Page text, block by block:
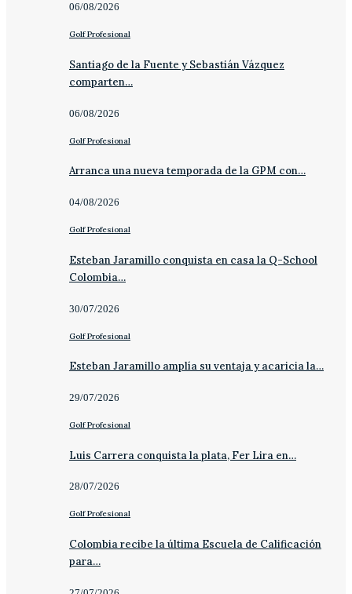
06/08/2026
Golf Profesional
Santiago de la Fuente y Sebastián Vázquez
comparten…
06/08/2026
Golf Profesional
Arranca una nueva temporada de la GPM con…
04/08/2026
Golf Profesional
Esteban Jaramillo conquista en casa la Q-School
Colombia…
30/07/2026
Golf Profesional
Esteban Jaramillo amplía su ventaja y acaricia la…
29/07/2026
Golf Profesional
Luis Carrera conquista la plata, Fer Lira en…
28/07/2026
Golf Profesional
Colombia recibe la última Escuela de Calificación
para…